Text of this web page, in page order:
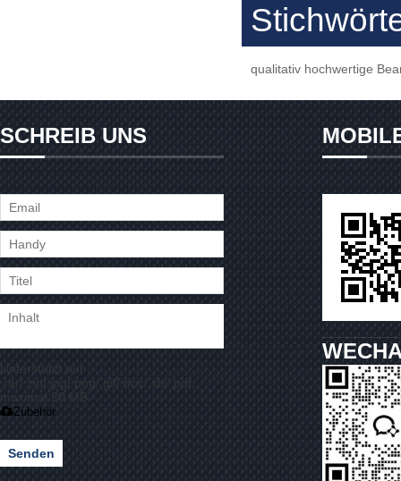
qualitativ hochwertige
SCHREIB UNS
Unterstützt nur
.rar/.zip/.jpg/.png/.gif/.doc/.xls/.pdf,
maximal 20 MB
Zubehör
Senden